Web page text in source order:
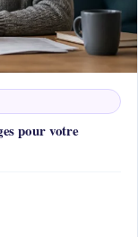
pour votre